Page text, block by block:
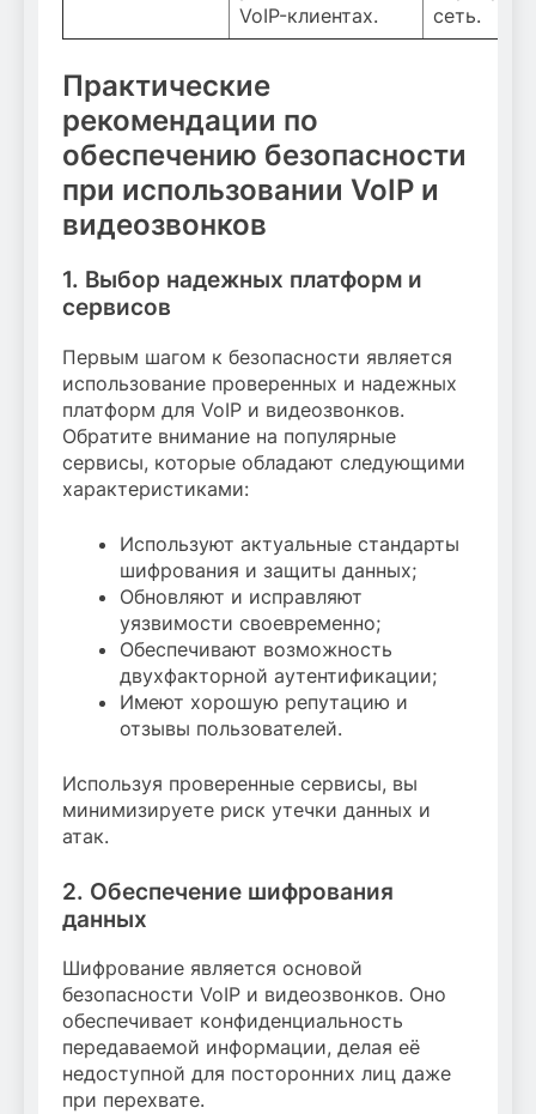
VoIP-клиентах.
сеть.
Практические
рекомендации по
обеспечению безопасности
при использовании VoIP и
видеозвонков
1. Выбор надежных платформ и
сервисов
Первым шагом к безопасности является
использование проверенных и надежных
платформ для VoIP и видеозвонков.
Обратите внимание на популярные
сервисы, которые обладают следующими
характеристиками:
Используют актуальные стандарты
шифрования и защиты данных;
Обновляют и исправляют
уязвимости своевременно;
Обеспечивают возможность
двухфакторной аутентификации;
Имеют хорошую репутацию и
отзывы пользователей.
Используя проверенные сервисы, вы
минимизируете риск утечки данных и
атак.
2. Обеспечение шифрования
данных
Шифрование является основой
безопасности VoIP и видеозвонков. Оно
обеспечивает конфиденциальность
передаваемой информации, делая её
недоступной для посторонних лиц даже
при перехвате.